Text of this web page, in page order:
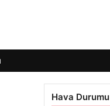
Hava Durumu